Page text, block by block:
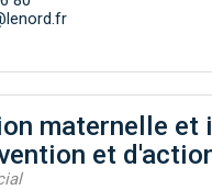
maternelle et
et